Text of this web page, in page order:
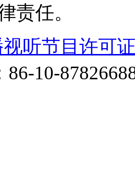
德尔•奥拉翁”长
努曼”的化身，受
巴，而是一撮毛
导致背部长出一
先天性缺陷，一
责任。
听节目许可
86-10-